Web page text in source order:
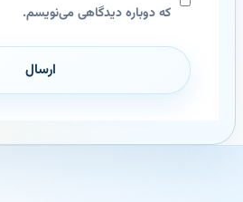
که دوباره دیدگاهی می‌نویسم.